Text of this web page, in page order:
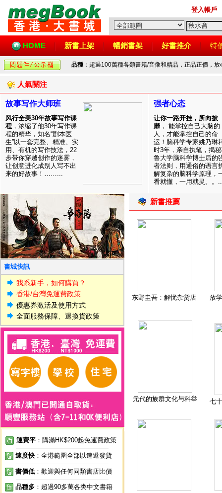
登入帳戶
HOME 新書上架 暢銷書架 好書推介 特
品種 ：超過100萬種各類書籍/音像和精品，正品正價，
人氣關注
故事写作大师班
风行全美30年故事写作课
程 ，浓缩了他30年写作课
程的精华，知名“剧本医
生”以一套完整、精准、实
用、有机的写作技法，22
步带你穿越创作的迷雾，
让创意进化成别人写不出
来的好故事！……...
强者心态
让你一路开挂，所向披
靡 ， 能掌控自己大脑的
人，才能掌控自己的命
运！脑科学专家姚乃琳
时3年，亲自执笔，揭
鲁大学脑科学博士后的
者法则，用通俗的语言
解复杂的脑科学原理，
看就懂，一用就灵。。
書城快訊
我系新手，如何購買？
香港/台灣免運費政策
優惠券激活及使用方式
全面服務保障、退換貨政策
運費平 ：購滿HK$200起免運費政策
速度快 ：全港範圍全部以速遞發貨
書價低 ：歡迎與任何同類書店比價
品種多 ：超過90多萬各类中文書籍
新書推薦
东野圭吾：解忧杂货店 放
元代的族群文化与科举 七